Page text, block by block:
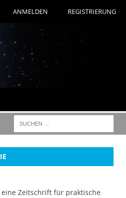
ANMELDEN REGISTRIERUNG
Zeitschrift für praktische